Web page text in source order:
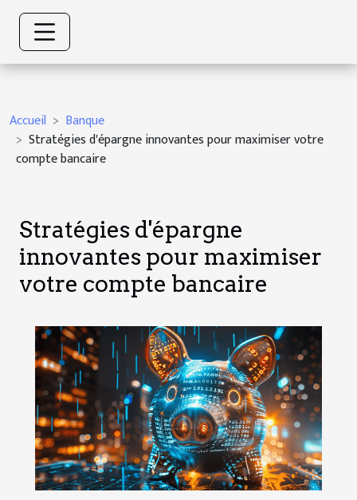
Accueil
Banque
Stratégies d'épargne innovantes pour maximiser votre
compte bancaire
Stratégies d'épargne
innovantes pour maximiser
votre compte bancaire